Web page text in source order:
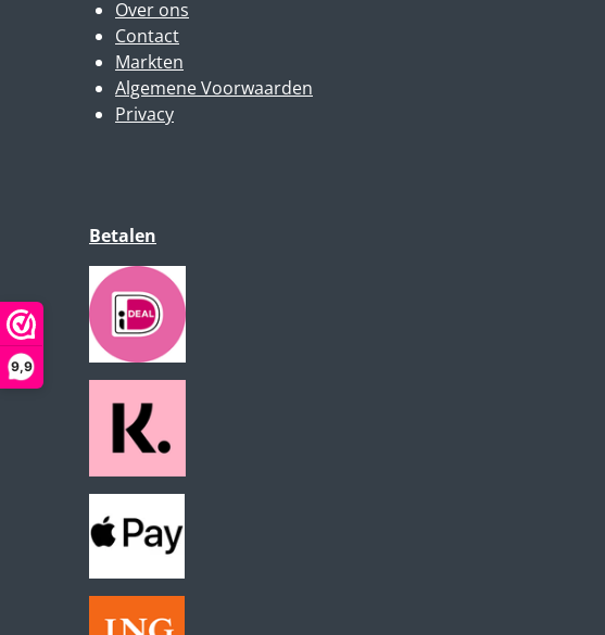
9,9
Over ons
Contact
Markten
Algemene Voorwaarden
Privacy
Betalen